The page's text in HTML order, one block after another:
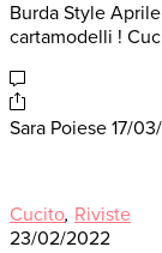
Burda Style
cartamodelli !
Sara Poiese 17/
Cucito, Riviste
23/02/2022